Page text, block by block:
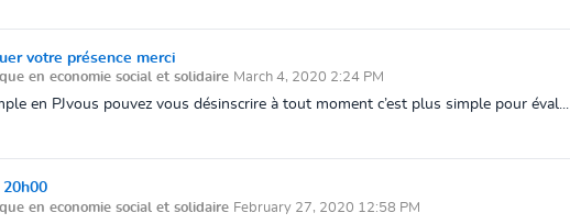
votre présence merci
en economie social et solidaire March 4, 2020 2:24 PM
en PJvous pouvez vous désinscrire à tout moment c’est plus simple pour éval...
en economie social et solidaire February 27, 2020 12:58 PM